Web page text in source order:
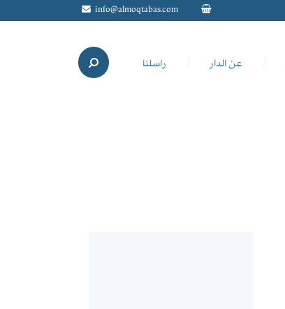
info@almoqtabas.com
عن الدار راسلنا